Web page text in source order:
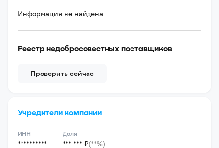
Информация не найдена
Реестр недобросовестных поставщиков
Проверить сейчас
Учредители компании
ИНН
**********
Доля
*** *** ₽(**%)